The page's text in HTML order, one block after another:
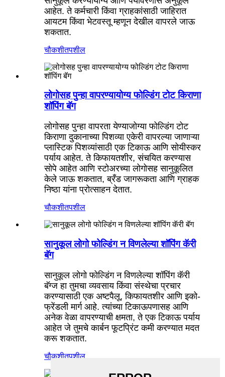
आहेत. ते कर्मचारी किंवा ग्राहकांसाठी जाहिरात
आयटम किंवा भेटवस्तू म्हणून देखील वापरले जाऊ
शकतात.
चौकशीतपशील
लोगोसह पुन्हा वापरण्यायोग्य फोल्डिंग टोट किराणा
शॉपिंग बॅग
लोगोसह पुन्हा वापरता येण्याजोग्या फोल्डिंग टोट
किराणा दुकानाच्या पिशव्या एकेरी वापरल्या जाणाऱ्या
प्लास्टिक पिशव्यांसाठी एक टिकाऊ आणि सोयीस्कर
पर्याय आहेत. ते किफायतशीर, संचयित करण्यास
सोपे आहेत आणि स्टोअरच्या लोगोसह सानुकूलित
केले जाऊ शकतात, ब्रँड जागरूकता आणि ग्राहक
निष्ठा यांना प्रोत्साहन देतात.
चौकशीतपशील
सानुकूल लोगो फोल्डिंग न विणलेल्या शॉपिंग कॅरी
बॅग
सानुकूल लोगो फोल्डिंग न विणलेल्या शॉपिंग कॅरी
बॅग्ज हा तुमचा व्यवसाय किंवा संस्थेचा प्रचार
करण्यासाठी एक अष्टपैलू, किफायतशीर आणि इको-
फ्रेंडली मार्ग आहे. त्यांच्या टिकाऊपणासह आणि
अनेक वेळा वापरण्याची क्षमता, ते एक टिकाऊ पर्याय
आहेत जे तुमचे कार्बन फूटप्रिंट कमी करण्यात मदत
करू शकतात.
चौकशीतपशील